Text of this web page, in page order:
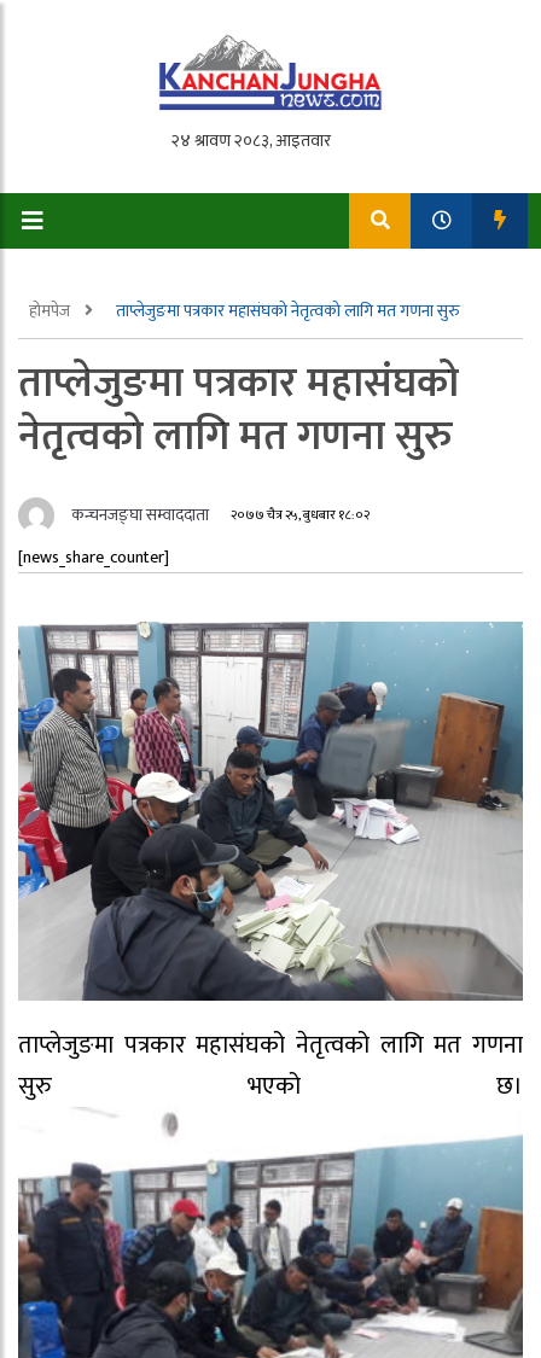
होमपेज ताप्लेजुङमा पत्रकार महासंघको नेतृत्वको लागि मत गणना सुरु
ताप्लेजुङमा पत्रकार महासंघको
नेतृत्वको लागि मत गणना सुरु
कन्चनजङ्घा सम्वाददाता २०७७ चैत्र २५, बुधबार १८:०२
[news_share_counter]
ताप्लेजुङमा पत्रकार महासंघको नेतृत्वको लागि मत गणना
सुरु भएको छ।